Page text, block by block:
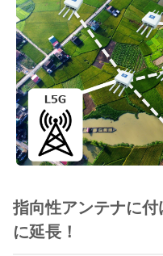
指向性アンテナに
に延長！